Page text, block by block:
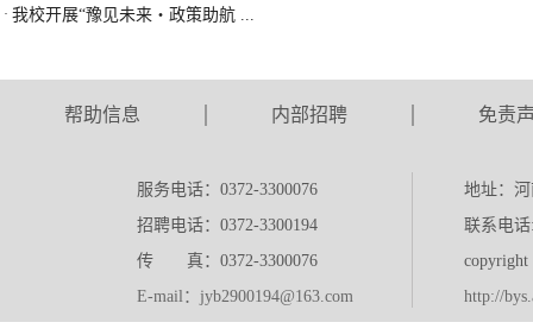
· 我校开展“豫见未来・政策助航 ...
帮助信息 内部招聘 免责
服务电话：0372-3300076
招聘电话：0372-3300194
传 真：0372-3300076
E-mail：jyb2900194@163.com
地址：
联系电
http://